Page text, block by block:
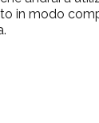
in modo